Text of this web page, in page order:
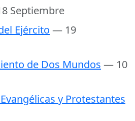
Septiembre
Ejército — 19
de Dos Mundos — 10
y Protestantes